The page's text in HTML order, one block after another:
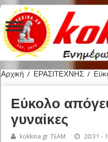
Αρχική / ΕΡΑΣΙΤΕΧΝΗΣ /
Εύκολο
γυναίκες
kokkina.gr TEAM 20:31 -